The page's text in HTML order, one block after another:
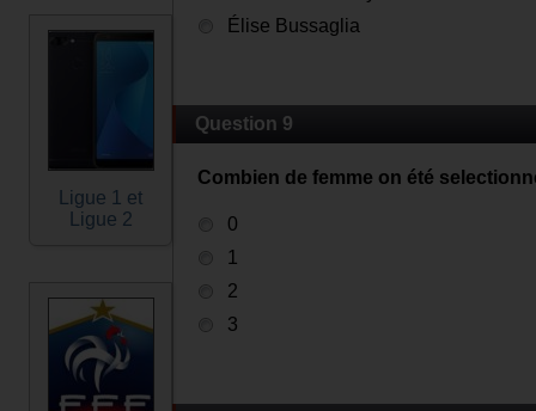
Ligue 1 et
Ligue 2
Élise Bussaglia
Question 9
Combien de femme on été
0
1
2
3